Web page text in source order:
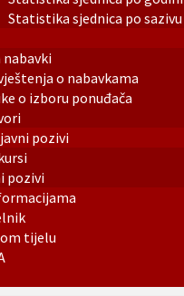
Statistika sjednica po sazivu
nabavki
o nabavkama
o izboru ponuđača
pozivi
pozivi
tijelu